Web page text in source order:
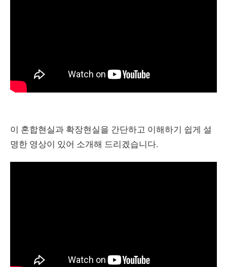
이 혼합현실과 확장현실을 간단하고 이해하기 쉽게 설
명한 영상이 있어 소개해 드리겠습니다.